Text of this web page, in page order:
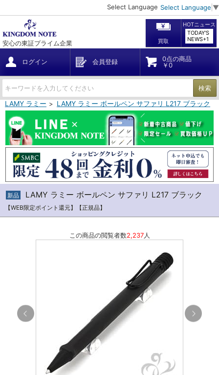
Select Language Select Language ▼
安心の東証プライム企業 買取
HOTニュース
TODAY'S
NEWS+1
ログイン 会員登録
0点の商品
￥0
検索
LAMY ラミー LAMY ラミー ボールペン サファリ L217 ブラック
新品 LAMY ラミー ボールペン サファリ L217 ブラック
【WEB限定ポイント還元】【正規品】
この商品の閲覧者数2,237人